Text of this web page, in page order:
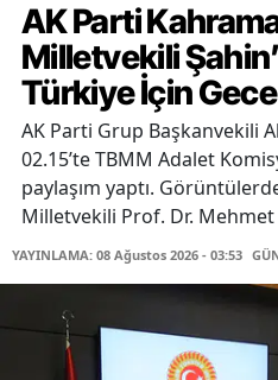
AK Parti
Milletvekili
Türkiye İçin
AK Parti Grup Başkanvekili
02.15’te TBMM Adalet
paylaşım yaptı.
Milletvekili Prof. Dr. Mehmet
YAYINLAMA: 08 Ağustos 2026 - 03:53